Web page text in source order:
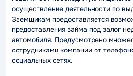
осуществление деятельности по
Заемщикам предоставляется
предоставления займа под залог
автомобиля. Предусмотрено
сотрудниками компании от
социальных сетях.